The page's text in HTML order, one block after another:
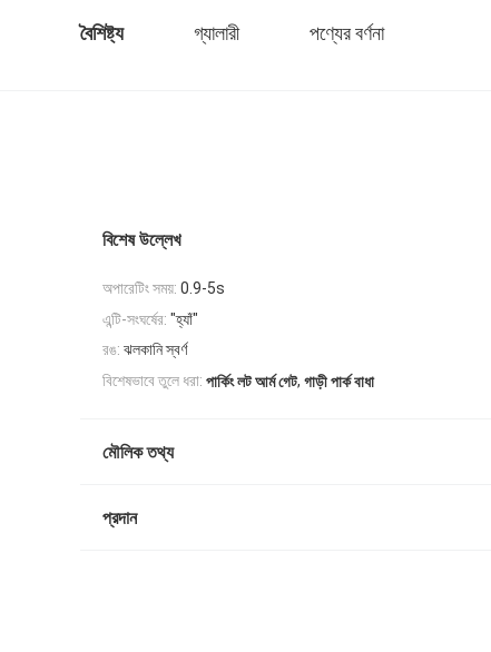
বৈশিষ্ট্য গ্যালারী পণ্যের বর্ণনা
বিশেষ উল্লেখ
অপারেটিং সময়: 0.9-5s
এন্টি-সংঘর্ষের: "হ্যাঁ"
রঙ: ঝলকানি স্বর্ণ
বিশেষভাবে তুলে ধরা: পার্কিং লট আর্ম গেট, গাড়ী পার্ক বাধা
মৌলিক তথ্য
প্রদান